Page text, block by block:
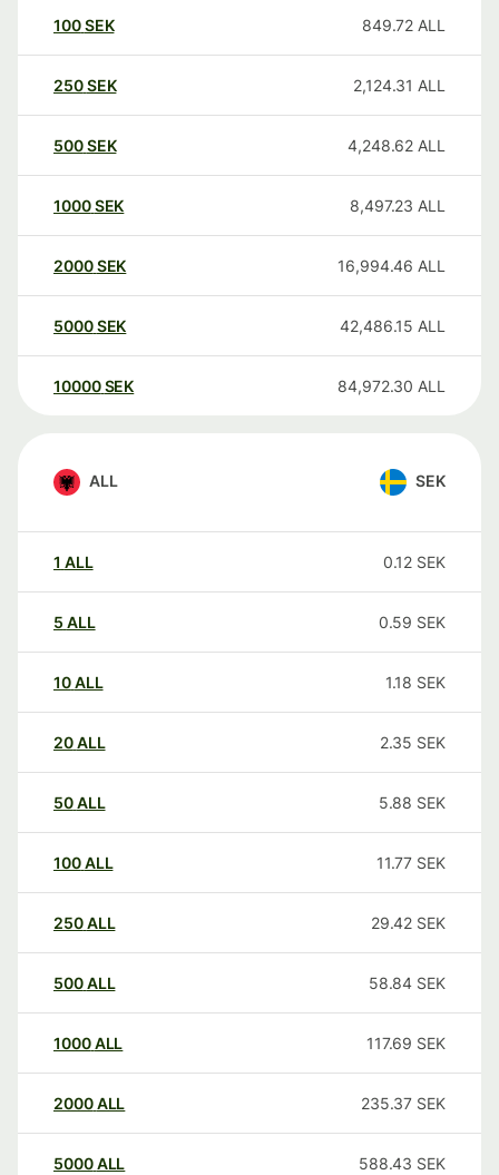
100SEK 849.72 ALL
250SEK 2,124.31 ALL
500SEK 4,248.62 ALL
1000SEK 8,497.23 ALL
2000SEK 16,994.46 ALL
5000SEK 42,486.15 ALL
10000 SEK 84,972.30 ALL
ALL SEK
1 ALL 0.12 SEK
5 ALL 0.59 SEK
10ALL 1.18 SEK
20ALL 2.35 SEK
50ALL 5.88 SEK
100ALL 11.77 SEK
250ALL 29.42 SEK
500ALL 58.84 SEK
1000ALL 117.69 SEK
2000ALL 235.37 SEK
5000ALL 588.43 SEK